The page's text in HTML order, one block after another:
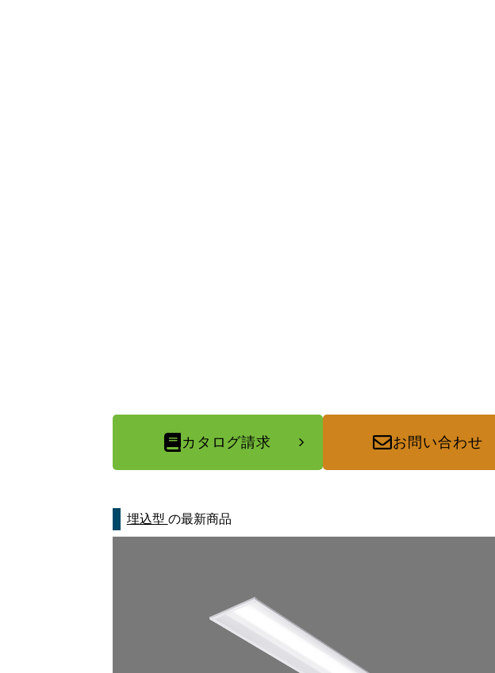
カタログ請求 お問い合わせ
埋込型 の最新商品